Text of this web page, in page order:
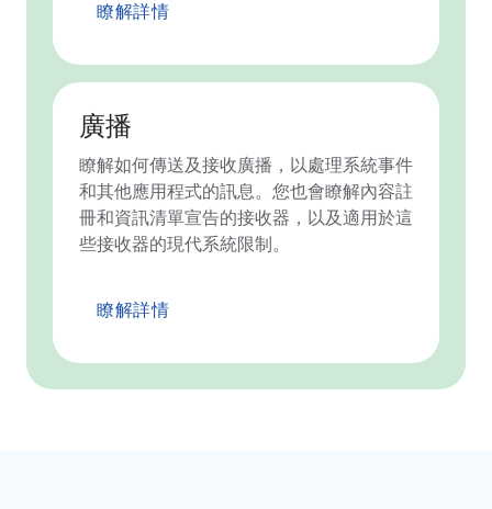
瞭解詳情
廣播
瞭解如何傳送及接收廣播，以處理系統事件
和其他應用程式的訊息。您也會瞭解內容註
冊和資訊清單宣告的接收器，以及適用於這
些接收器的現代系統限制。
瞭解詳情